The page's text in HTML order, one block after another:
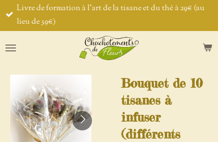
Passer
principal
Livre de formation à l'art de la tisane et du thé à 29€ (au
lieu de 39€)
Bouquet de 10
tisanes à
infuser
(différents